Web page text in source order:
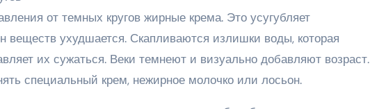
от темных кругов жирные крема. Это усугубляет
веществ ухудшается. Скапливаются излишки воды, которая
их сужаться. Веки темнеют и визуально добавляют возраст.
специальный крем, нежирное молочко или лосьон.